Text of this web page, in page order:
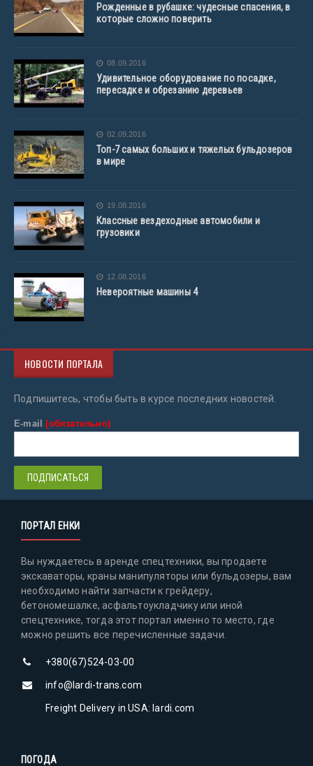
Рожденные в рубашке: чудесные спасения, в
которые сложно поверить
08.09.2016
Удивительное оборудование по посадке,
пересадке и обрезанию деревьев
02.09.2016
Топ-7 самых больших и тяжелых бульдозеров
в мире
19.08.2016
Классные вездеходные автомобили и
грузовики
12.08.2016
Невероятные машины 4
НОВОСТИ ПОРТАЛА
Подпишитесь, чтобы быть в курсе последних новостей.
E-mail(обязательно)
ПОРТАЛ ЕНКИ
Вы нуждаетесь в аренде спецтехники, вы продаете
экскаваторы, краны манипуляторы или бульдозеры, вам
необходимо найти запчасти к грейдеру,
бетономешалке, асфальтоукладчику или иной
спецтехнике, тогда этот портал именно то место, где
можно решить все перечисленные задачи.
+380(67)524-03-00
info@lardi-trans.com
Freight Delivery in USA: lardi.com
ПОГОДА